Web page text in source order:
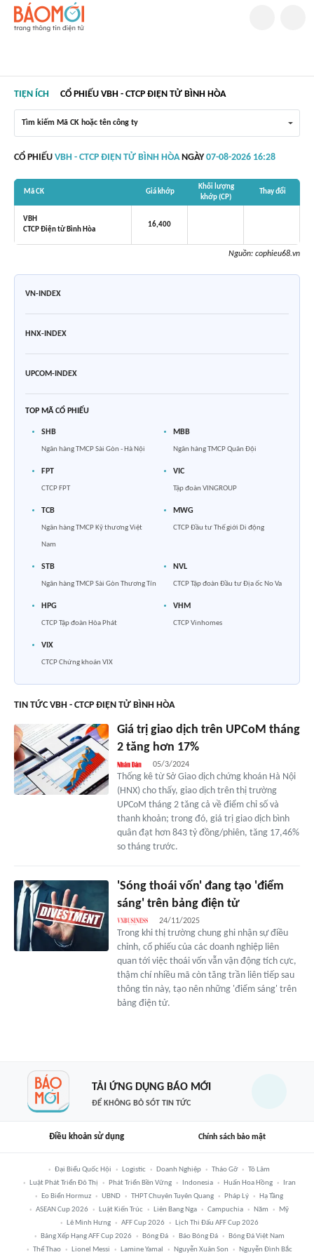
TIỆN ÍCH CỔ PHIẾU VBH - CTCP ĐIỆN TỬ BÌNH HÒA
Tìm kiếm Mã CK hoặc tên công ty
CỔ PHIẾU VBH - CTCP ĐIỆN TỬ BÌNH HÒA NGÀY 07-08-2026 16:28
Mã CK Giá khớp
Khối lượng
khớp (CP)
Thay đổi
VBH
CTCP Điện tử Bình Hòa
16,400
Nguồn: cophieu68.vn
VN-INDEX
HNX-INDEX
UPCOM-INDEX
TOP MÃ CỔ PHIẾU
SHB
Ngân hàng TMCP Sài Gòn - Hà Nội
MBB
Ngân hàng TMCP Quân Đội
FPT
CTCP FPT
VIC
Tập đoàn VINGROUP
TCB
Ngân hàng TMCP Kỹ thương Việt
Nam
MWG
CTCP Đầu tư Thế giới Di động
STB
Ngân hàng TMCP Sài Gòn Thương Tín
NVL
CTCP Tập đoàn Đầu tư Địa ốc No Va
HPG
CTCP Tập đoàn Hòa Phát
VHM
CTCP Vinhomes
VIX
CTCP Chứng khoán VIX
TIN TỨC VBH - CTCP ĐIỆN TỬ BÌNH HÒA
Giá trị giao dịch trên UPCoM tháng
2 tăng hơn 17%
05/3/2024
Thống kê từ Sở Giao dịch chứng khoán Hà Nội
(HNX) cho thấy, giao dịch trên thị trường
UPCoM tháng 2 tăng cả về điểm chỉ số và
thanh khoản; trong đó, giá trị giao dịch bình
quân đạt hơn 843 tỷ đồng/phiên, tăng 17,46%
so tháng trước.
'Sóng thoái vốn' đang tạo 'điểm
sáng' trên bảng điện tử
24/11/2025
Trong khi thị trường chung ghi nhận sự điều
chỉnh, cổ phiếu của các doanh nghiệp liên
quan tới việc thoái vốn vẫn vận động tích cực,
thậm chí nhiều mã còn tăng trần liên tiếp sau
thông tin này, tạo nên những 'điểm sáng' trên
bảng điện tử.
TẢI ỨNG DỤNG BÁO MỚI
ĐỂ KHÔNG BỎ SÓT TIN TỨC
Điều khoản sử dụng Chính sách bảo mật
Đại Biểu Quốc Hội Logistic Doanh Nghiệp Tháo Gỡ
Tô Lâm
Luật Phát Triển Đô Thị
Phát Triển Bền Vững Indonesia Huấn Hoa Hồng
Iran
Eo Biển Hormuz
UBND THPT Chuyên Tuyên Quang Pháp Lý
Hạ Tầng
ASEAN Cup 2026
Luật Kiến Trúc Liên Bang Nga Campuchia Năm
Mỹ
Lê Minh Hưng
AFF Cup 2026
Lịch Thi Đấu AFF Cup 2026
Bảng Xếp Hạng AFF Cup 2026
Bóng Đá Báo Bóng Đá
Bóng Đá Việt Nam
Thể Thao
Lionel Messi Lamine Yamal Nguyễn Xuân Son Nguyễn Đình Bắc